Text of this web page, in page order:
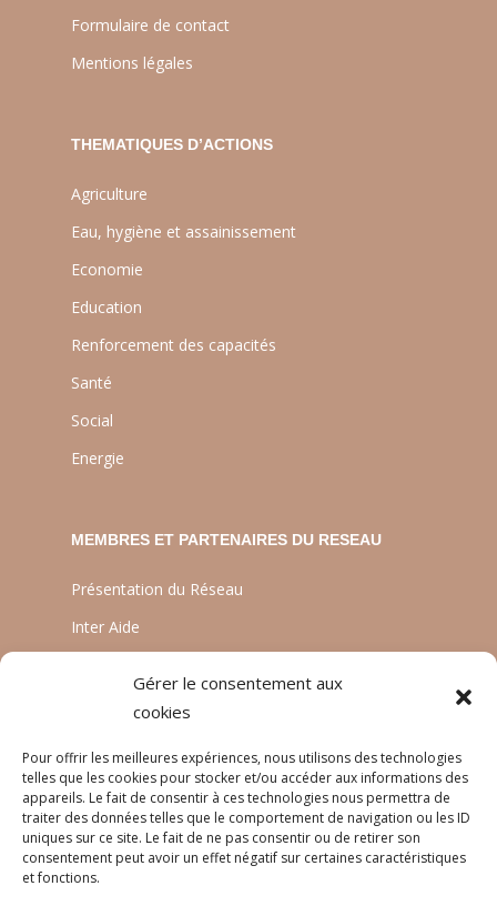
Gérer le consentement aux
cookies
Pour offrir les meilleures expériences, nous utilisons des technologies
telles que les cookies pour stocker et/ou accéder aux informations des
appareils. Le fait de consentir à ces technologies nous permettra de
traiter des données telles que le comportement de navigation ou les ID
uniques sur ce site. Le fait de ne pas consentir ou de retirer son
consentement peut avoir un effet négatif sur certaines caractéristiques
et fonctions.
Formulaire de contact
Mentions légales
THEMATIQUES D’ACTIONS
Agriculture
Eau, hygiène et assainissement
Economie
Education
Renforcement des capacités
Santé
Social
Energie
MEMBRES ET PARTENAIRES DU RESEAU
Présentation du Réseau
Inter Aide
Planète Enfants & Développement
LANGUES
Français